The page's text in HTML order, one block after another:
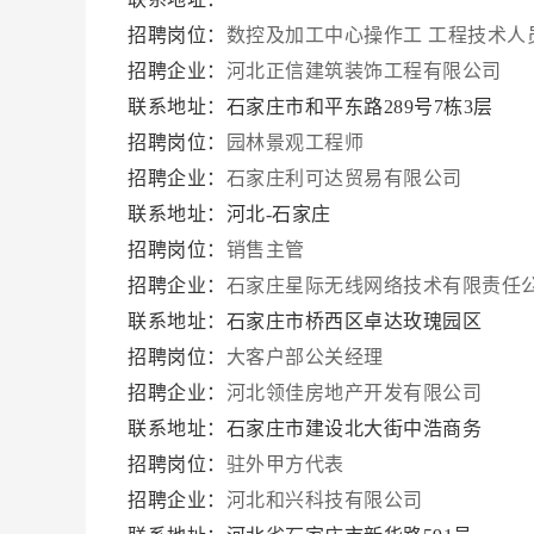
招聘岗位： 数控及加工中心操作工 工程技术人
招聘企业： 河北正信建筑装饰工程有限公司
联系地址：石家庄市和平东路289号7栋3层
招聘岗位：
园林景观工程师
招聘企业： 石家庄利可达贸易有限公司
联系地址：河北-石家庄
招聘岗位： 销售主管
招聘企业： 石家庄星际无线网络技术有限责任
联系地址：石家庄市桥西区卓达玫瑰园区
招聘岗位： 大客户部公关经理
招聘企业： 河北领佳房地产开发有限公司
联系地址：石家庄市建设北大街中浩商务
招聘岗位： 驻外甲方代表
招聘企业： 河北和兴科技有限公司